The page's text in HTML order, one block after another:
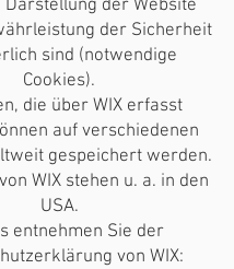
Darstellung der Website
der Sicherheit
sind (notwendige
Cookies).
die über WIX erfasst
auf verschiedenen
gespeichert werden.
WIX stehen u. a. in den
USA.
entnehmen Sie der
von WIX: